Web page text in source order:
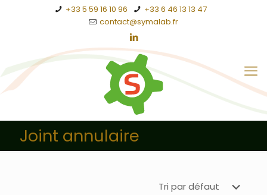
+33 5 59 16 10 96
+33 6 46 13 13 47
contact@symalab.fr
Joint annulaire